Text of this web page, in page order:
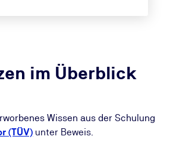
im Überblick
Wissen aus der Schulung
(TÜV) unter Beweis.